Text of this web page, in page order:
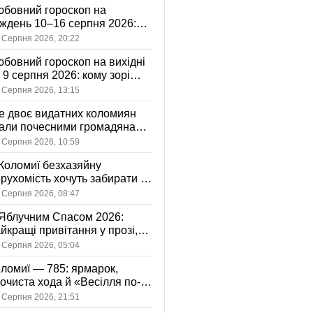
гороскоп на
10–16 серпня 2026:
зорі готують у стосунках
знаку
Серпня 2026, 20:22
гороскоп на вихідні
9 серпня 2026: кому зорі
ніжність, а кому —
розмову
Серпня 2026, 13:15
двоє видатних коломиян
почесними громадянами
Серпня 2026, 10:59
безхазяйну
хочуть забирати у
громади: що це
Серпня 2026, 08:47
Спасом 2026:
привітання у прозі,
та картинках
Серпня 2026, 05:04
— 785: ярмарок,
хода й «Весілля по-
— чим
День міста
Серпня 2026, 21:51